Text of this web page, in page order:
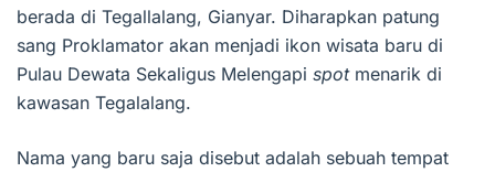
berada di Tegallalang, Gianyar. Diharapkan patung
sang Proklamator akan menjadi ikon wisata baru di
Pulau Dewata Sekaligus Melengapi spot menarik di
kawasan Tegalalang.
Nama yang baru saja disebut adalah sebuah tempat